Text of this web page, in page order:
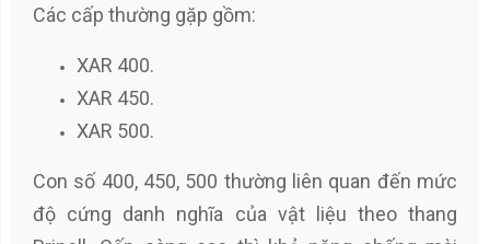
Các cấp thường gặp gồm:
XAR 400.
XAR 450.
XAR 500.
Con số 400, 450, 500 thường liên quan đến mức
độ cứng danh nghĩa của vật liệu theo thang